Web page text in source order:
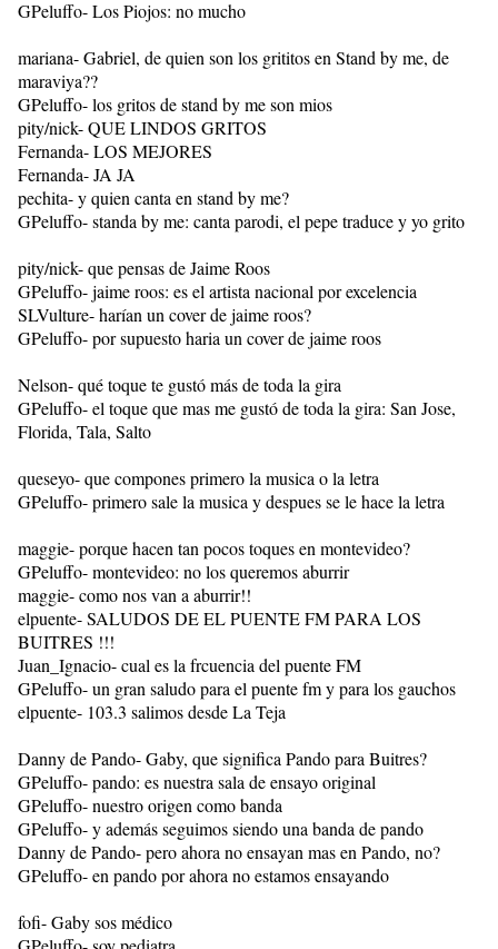
GPeluffo- Los Piojos: no mucho
mariana- Gabriel, de quien son los grititos en Stand by me, de
maraviya??
GPeluffo- los gritos de stand by me son mios
pity/nick- QUE LINDOS GRITOS
Fernanda- LOS MEJORES
Fernanda- JA JA
pechita- y quien canta en stand by me?
GPeluffo- standa by me: canta parodi, el pepe traduce y yo grito
pity/nick- que pensas de Jaime Roos
GPeluffo- jaime roos: es el artista nacional por excelencia
SLVulture- harían un cover de jaime roos?
GPeluffo- por supuesto haria un cover de jaime roos
Nelson- qué toque te gustó más de toda la gira
GPeluffo- el toque que mas me gustó de toda la gira: San Jose,
Florida, Tala, Salto
queseyo- que compones primero la musica o la letra
GPeluffo- primero sale la musica y despues se le hace la letra
maggie- porque hacen tan pocos toques en montevideo?
GPeluffo- montevideo: no los queremos aburrir
maggie- como nos van a aburrir!!
elpuente- SALUDOS DE EL PUENTE FM PARA LOS
BUITRES !!!
Juan_Ignacio- cual es la frcuencia del puente FM
GPeluffo- un gran saludo para el puente fm y para los gauchos
elpuente- 103.3 salimos desde La Teja
Danny de Pando- Gaby, que significa Pando para Buitres?
GPeluffo- pando: es nuestra sala de ensayo original
GPeluffo- nuestro origen como banda
GPeluffo- y además seguimos siendo una banda de pando
Danny de Pando- pero ahora no ensayan mas en Pando, no?
GPeluffo- en pando por ahora no estamos ensayando
fofi- Gaby sos médico